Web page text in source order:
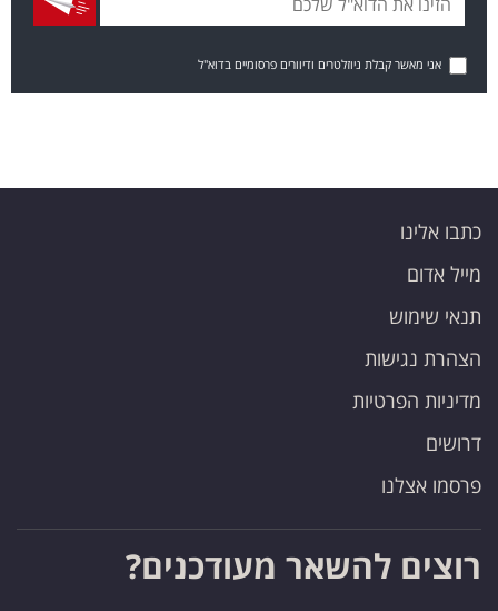
אני מאשר קבלת ניוזלטרים ודיוורים פרסומיים בדוא"ל
כתבו אלינו
מייל אדום
תנאי שימוש
הצהרת נגישות
מדיניות הפרטיות
דרושים
פרסמו אצלנו
רוצים להשאר מעודכנים?